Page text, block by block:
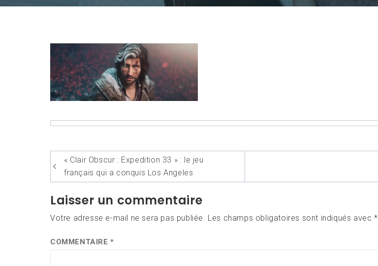
Navigation
de
l’article
« Clair Obscur : Expedition 33 » : le jeu
français qui a conquis Los Angeles
Laisser un commentaire
Votre adresse e-mail ne sera pas publiée. Les champs obligatoires sont indiqués avec*
COMMENTAIRE*